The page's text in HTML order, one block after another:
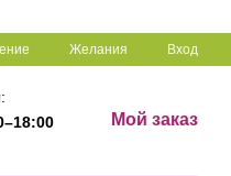
Желания Вход
Мой заказ